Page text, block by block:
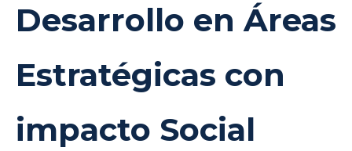
Desarrollo en Áreas
Estratégicas con
impacto Social